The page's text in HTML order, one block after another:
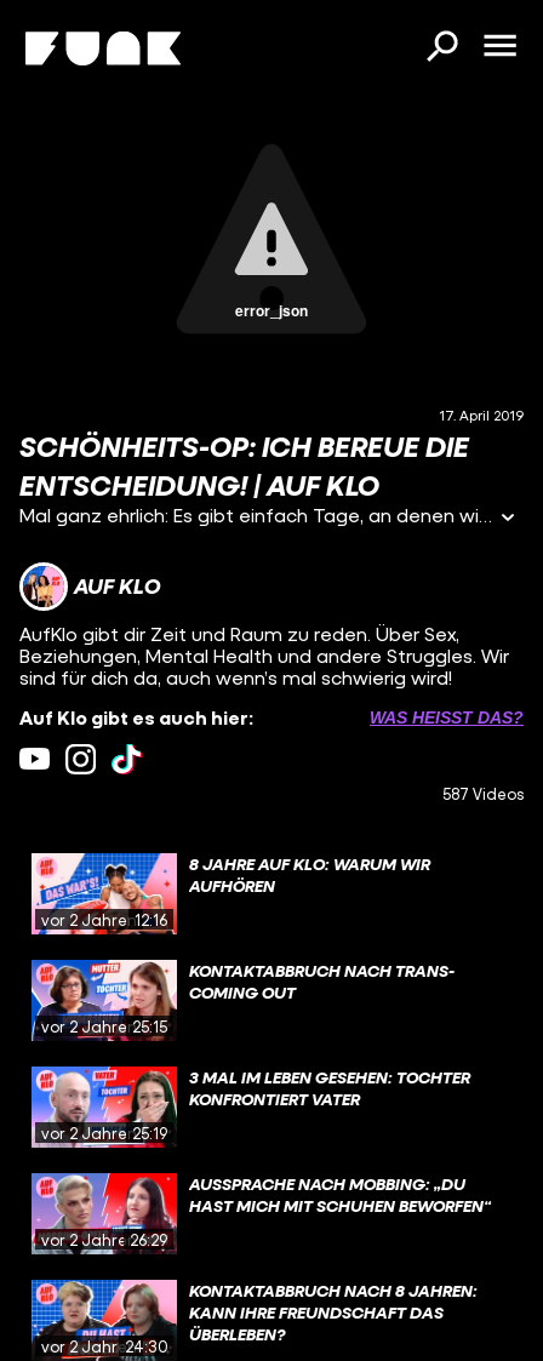
error_json
17. April 2019
SCHÖNHEITS-OP: ICH BEREUE DIE
ENTSCHEIDUNG! | AUF KLO
Mal ganz ehrlich: Es gibt einfach Tage, an denen wir uns unwohl in unserem Körper fühlen. Meistens geht das von allein wieder weg, aber was ist, wenn nicht? Und uns z.B. ein bestimmtes Körpermerkmal so sehr stört?! In solchen Momenten denken dann viele Menschen auch schonmal über eine #Schönheits-OP nach. Unser Gast Ramon hat seiner Nase drei mal eine Schönheits-OP unterzogen. Dabei hat ihn seine Nase erstmal gar nicht so gestört. Doch als er von einer TV-Produktionsfirma angefragt wurde, sich für ein Experiment einer oder mehrerer Schönheits-OPs zu unterziehen, hat er zugestimmt. Und erst nach der Nasen-OP, als die Heilungsphase abgeklungen ist, fiel ihm seine Nase wirklich negativ auf und er entschloss sich dazu, sie noch mal korrigieren zu lassen. Und nochmal. Wie geht es Ramon nach der Schönheits-OP? Ist er dadurch zufriedener mit sich? Und kann man sich eigentlich selbst lieben - und trotzdem eine Schönheits-OP vornehmen lassen wollen? ???? Heute ist er der “It-Girl-Agent” auf YouTube, spricht regelmäßig mit Ex-GNTM Kandidatinnen und ist Künstler*innenmanager von Michaela Schäfer. Mit Schönheits-OPs, den Risiken, guten und schlechten Ärzt*innen und der Wichtigkeit von umfangreicher Recherche kennt er sich also bestens aus. Ramon meint, dass viele junge Menschen durchaus den Druck verspüren, sich “ästhetisch korrigieren” zu lassen, seit es Instagram und Co. gibt. Magazine und Fernsehen, Schönheitsideale und gesellschaftliche Normen gab es zwar schon weit vorher - trotzdem sind bestimmte Behandlungen heute sehr zugänglich. Es erscheint uns fast so, als seien Menschen mit volleren Lippen z.B. einfach schöner oder “erfolgreicher”. Ob das stimmt, und wie wir lernen können unseren Körper vollständig zu akzeptieren - darüber spricht Lisa Sophie Laurent mit Ramon Auf Klo.
AUF KLO
AufKlo gibt dir Zeit und Raum zu reden. Über Sex,
Beziehungen, Mental Health und andere Struggles. Wir
sind für dich da, auch wenn’s mal schwierig wird!
Auf Klo gibt es auch hier:
WAS HEISST DAS?
587 Videos
vor 2 Jahren12:16
8 JAHRE AUF KLO: WARUM WIR
AUFHÖREN
vor 2 Jahren25:15
KONTAKTABBRUCH NACH TRANS-
COMING OUT
vor 2 Jahren25:19
3 MAL IM LEBEN GESEHEN: TOCHTER
KONFRONTIERT VATER
vor 2 Jahren26:29
AUSSPRACHE NACH MOBBING: „DU
HAST MICH MIT SCHUHEN BEWORFEN“
vor 2 Jahren24:30
KONTAKTABBRUCH NACH 8 JAHREN:
KANN IHRE FREUNDSCHAFT DAS
ÜBERLEBEN?